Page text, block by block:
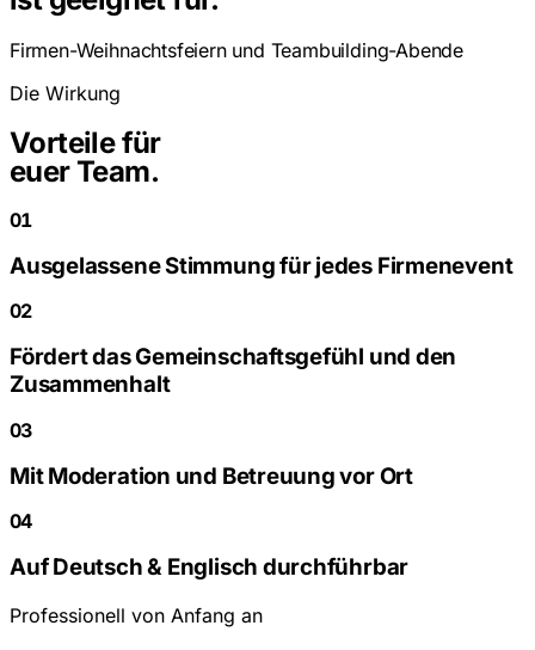
Firmen-Weihnachtsfeiern und Teambuilding-Abende
Die Wirkung
Vorteile für
euer Team.
01
Ausgelassene Stimmung für jedes Firmenevent
02
Fördert das Gemeinschaftsgefühl und den
Zusammenhalt
03
Mit Moderation und Betreuung vor Ort
04
Auf Deutsch & Englisch durchführbar
Professionell von Anfang an